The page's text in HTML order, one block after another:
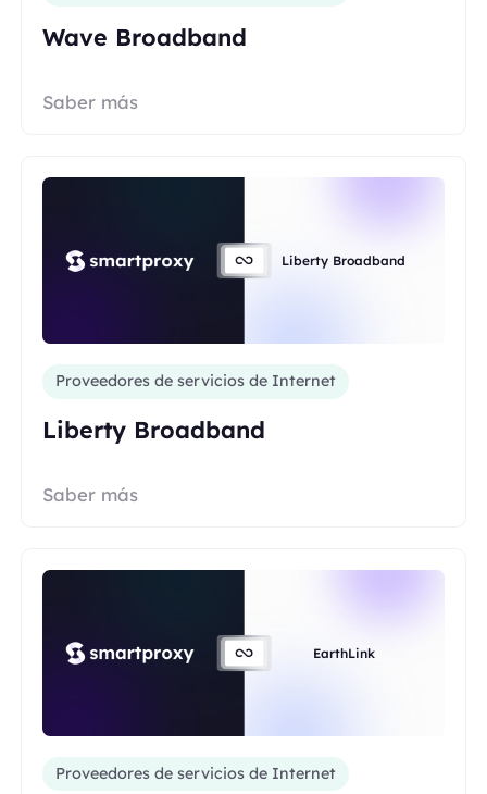
Wave Broadband
Saber más
Liberty Broadband
Proveedores de servicios de Internet
Liberty Broadband
Saber más
EarthLink
Proveedores de servicios de Internet